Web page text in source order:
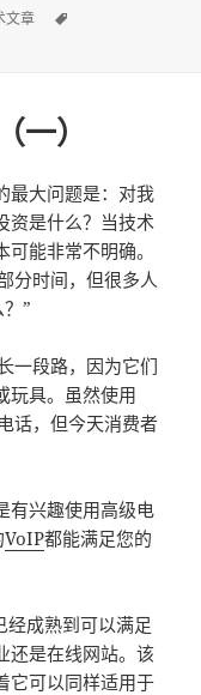
文章
）
最大问题是：对我
资是什么？当技术
能非常不明确。
分时间，但很多人
”
一段路，因为它们
玩具。虽然使用
话，但今天消费者
有兴趣使用高级电
VoIP都能满足您的
经成熟到可以满足
还是在线网站。该
它可以同样适用于